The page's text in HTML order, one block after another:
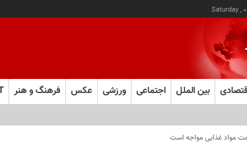
Saturday ,
بین الملل اجتماعی ورزشی عکس فرهنگ و هنر
امروز شارژ شد